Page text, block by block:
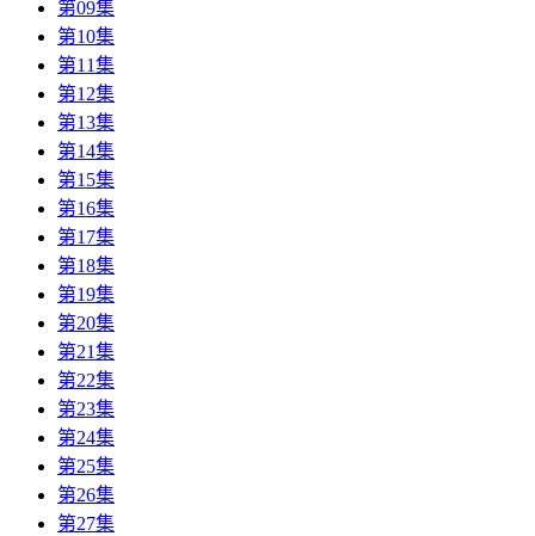
第09集
第10集
第11集
第12集
第13集
第14集
第15集
第16集
第17集
第18集
第19集
第20集
第21集
第22集
第23集
第24集
第25集
第26集
第27集